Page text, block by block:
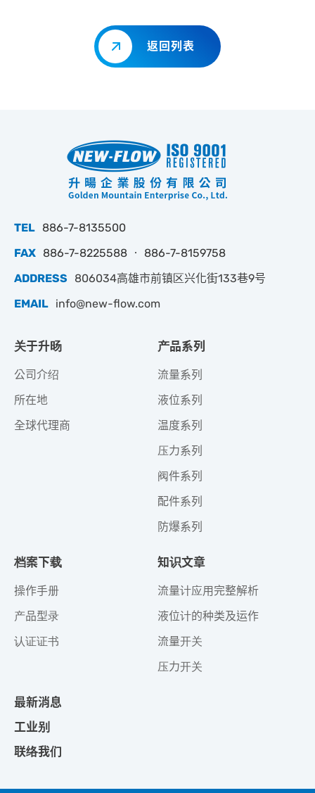
返回列表
TEL 886-7-8135500
FAX 886-7-8225588 ‧ 886-7-8159758
ADDRESS
806034高雄市前镇区兴化街133巷9号
EMAIL info@new-flow.com
关于升旸
公司介绍
所在地
全球代理商
产品系列
流量系列
液位系列
温度系列
压力系列
阀件系列
配件系列
防爆系列
档案下载
操作手册
产品型录
认证证书
知识文章
流量计应用完整解析
液位计的种类及运作
流量开关
压力开关
最新消息
工业别
联络我们